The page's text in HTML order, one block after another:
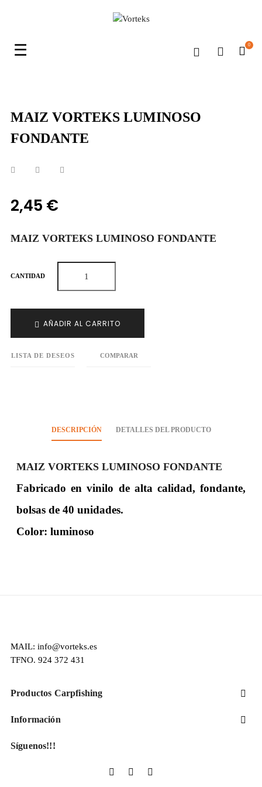
Navegación
☰ 0
MAIZ VORTEKS LUMINOSO
FONDANTE
2,45 €
MAIZ VORTEKS LUMINOSO FONDANTE
CANTIDAD
AÑADIR AL CARRITO
LISTA DE DESEOS COMPARAR
DESCRIPCIÓN DETALLES DEL PRODUCTO
MAIZ VORTEKS LUMINOSO FONDANTE
Fabricado en vinilo de alta calidad, fondante,
bolsas de 40 unidades.
Color: luminoso
MAIL: info@vorteks.es
TFNO. 924 372 431
Productos Carpfishing 
Información 
Síguenos!!!